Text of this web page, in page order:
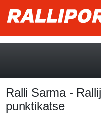
Ralli Sarma -
punktikatse